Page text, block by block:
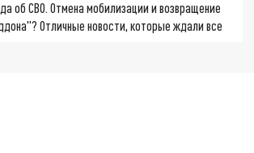
об СВО. Отмена мобилизации и возвращение
Отличные новости, которые ждали все